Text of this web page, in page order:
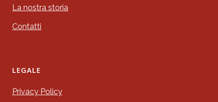
La nostra storia
Contatti
LEGALE
Privacy Policy